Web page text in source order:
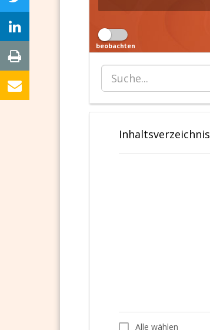
beobachten
Inhaltsverzeichnis
Alle wählen
Alle wählen